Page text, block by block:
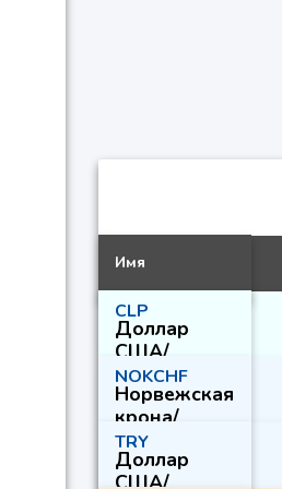
Имя
CLP
Доллар
США/
Чилийское
песо
NOKCHF
Норвежская
крона/
Швейцарск
ий франк
TRY
Доллар
США/